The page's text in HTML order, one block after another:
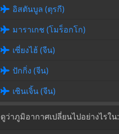
อิสตันบูล (ตุรกี)
มาราเกช (โมร็อกโก)
เซี่ยงไฮ้ (จีน)
ปักกิ่ง (จีน)
เซินเจิ้น (จีน)
ดูว่าภูมิอากาศเปลี่ยนไปอย่างไรใน: